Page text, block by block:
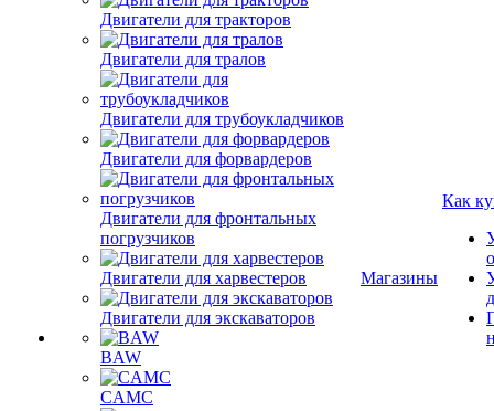
Двигатели для тракторов
Двигатели для тралов
Двигатели для трубоукладчиков
Двигатели для форвардеров
Двигатели для фронтальных
погрузчиков
Двигатели для харвестеров
Двигатели для экскаваторов
BAW
CAMC
Магазины
Как